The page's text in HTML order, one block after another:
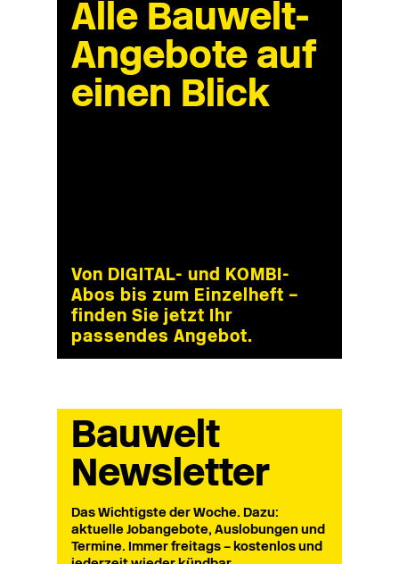
Alle Bauwelt-
Angebote auf
einen Blick
Von DIGITAL- und KOMBI-
Abos bis zum Einzelheft –
finden Sie jetzt Ihr
passendes Angebot.
Bauwelt
Newsletter
Das Wichtigste der Woche. Dazu:
aktuelle Jobangebote, Auslobungen und
Termine. Immer freitags – kostenlos und